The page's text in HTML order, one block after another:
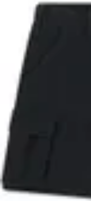
Stil Eleganza
Accessori
Stil Eleganza